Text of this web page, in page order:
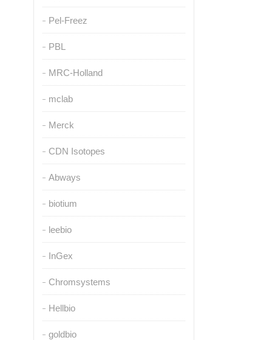
Pel-Freez
PBL
MRC-Holland
mclab
Merck
CDN Isotopes
Abways
biotium
leebio
InGex
Chromsystems
Hellbio
goldbio